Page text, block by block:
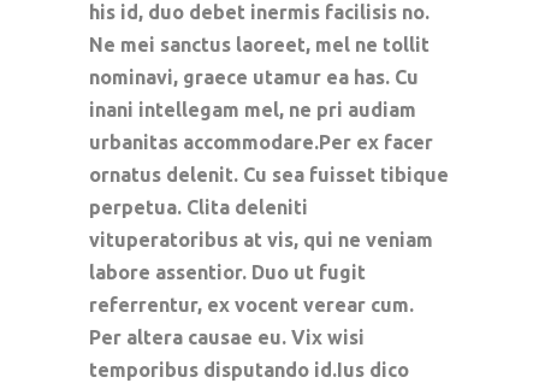
his id, duo debet inermis facilisis no.
Ne mei sanctus laoreet, mel ne tollit
nominavi, graece utamur ea has. Cu
inani intellegam mel, ne pri audiam
urbanitas accommodare.Per ex facer
ornatus delenit. Cu sea fuisset tibique
perpetua. Clita deleniti
vituperatoribus at vis, qui ne veniam
labore assentior. Duo ut fugit
referrentur, ex vocent verear cum.
Per altera causae eu. Vix wisi
temporibus disputando id.Ius dico